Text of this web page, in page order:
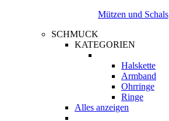
Mützen und Schals
SCHMUCK
KATEGORIEN
Halskette
Armband
Ohrringe
Ringe
Alles anzeigen